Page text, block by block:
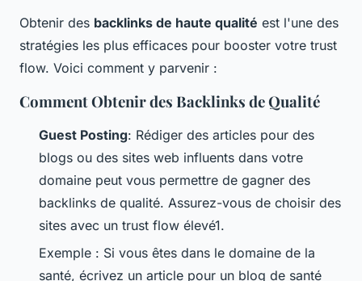
Obtenir des backlinks de haute qualité est l'une des
stratégies les plus efficaces pour booster votre trust
flow. Voici comment y parvenir :
Comment Obtenir des Backlinks de Qualité
Guest Posting: Rédiger des articles pour des
blogs ou des sites web influents dans votre
domaine peut vous permettre de gagner des
backlinks de qualité. Assurez-vous de choisir des
sites avec un trust flow élevé1.
Exemple : Si vous êtes dans le domaine de la
santé, écrivez un article pour un blog de santé